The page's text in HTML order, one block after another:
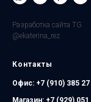
Разработка сайта TG
@ekaterina_rez
Контакты
Офис: +7 (910) 385
Магазин: +7 (929) 051